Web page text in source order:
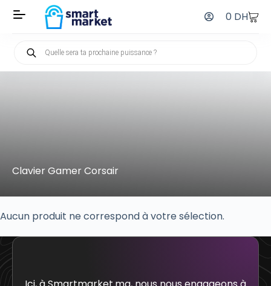
0 DH
Clavier Gamer Corsair
Aucun produit ne correspond à votre sélection.